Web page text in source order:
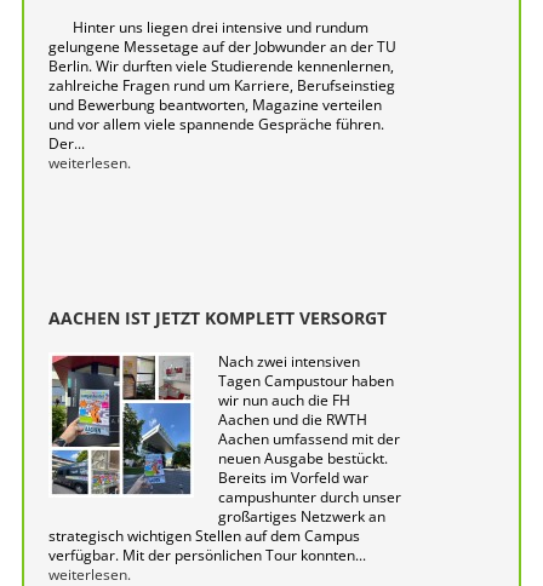
Hinter uns liegen drei intensive und rundum
gelungene Messetage auf der Jobwunder an der TU
Berlin. Wir durften viele Studierende kennenlernen,
zahlreiche Fragen rund um Karriere, Berufseinstieg
und Bewerbung beantworten, Magazine verteilen
und vor allem viele spannende Gespräche führen.
Der...
weiterlesen.
AACHEN IST JETZT KOMPLETT VERSORGT
Nach zwei intensiven
Tagen Campustour haben
wir nun auch die FH
Aachen und die RWTH
Aachen umfassend mit der
neuen Ausgabe bestückt.
Bereits im Vorfeld war
campushunter durch unser
großartiges Netzwerk an
strategisch wichtigen Stellen auf dem Campus
verfügbar. Mit der persönlichen Tour konnten...
weiterlesen.